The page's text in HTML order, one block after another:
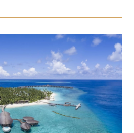
VOMMULI:
В САМОМ СЕРДЦЕ